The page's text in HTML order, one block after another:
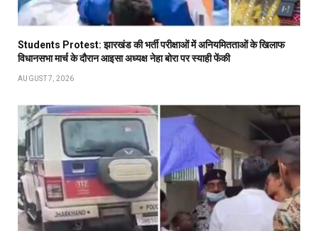
Students Protest: झारखंड की भर्ती परीक्षाओं में अनियमितताओं के खिलाफ
विधानसभा मार्च के दौरान आइसा अध्यक्ष नेहा बोरा पर स्याही फेंकी
AUGUST 7, 2026